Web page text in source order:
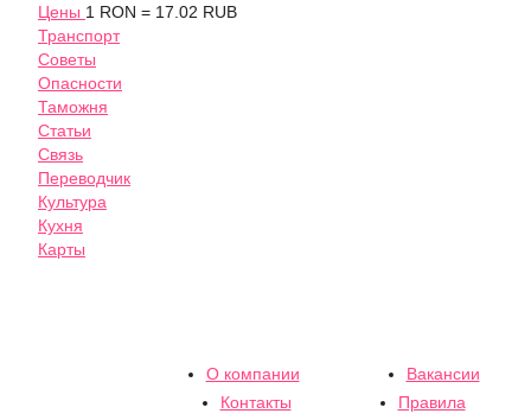
Цены 1 RON = 17.02 RUB
Транспорт
Советы
Опасности
Таможня
Статьи
Связь
Переводчик
Культура
Кухня
Карты
О компании
Вакансии
Контакты
Правила